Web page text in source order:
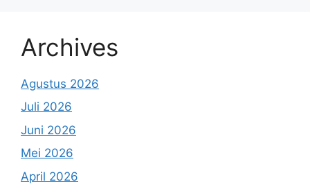
Archives
Agustus 2026
Juli 2026
Juni 2026
Mei 2026
April 2026